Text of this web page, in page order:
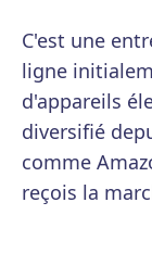
C'est une
ligne
d'appareils
diversifié
comme
reçois la